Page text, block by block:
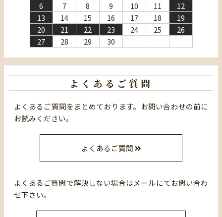
6
7 8 9 10 11
12
13
14 15 16 17 18
19
20
21 22 23 24 25
26
27
28 29 30
よくあるご質問
よくあるご質問をまとめております。お問い合わせの前に
お読みください。
よくあるご質問
よくあるご質問で解決しない場合はメールにてお問い合わ
せ下さい。